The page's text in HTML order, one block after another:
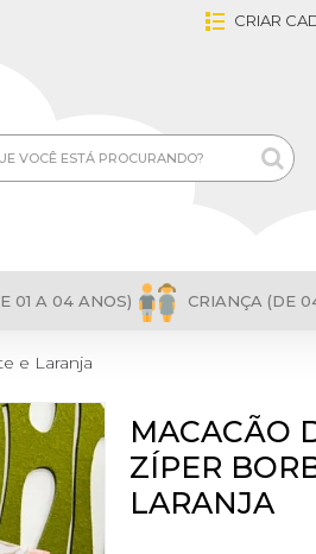
CRIAR
01 A 04 ANOS) CRIANÇA (DE
e Laranja
MACACÃO
ZÍPER
LARANJA